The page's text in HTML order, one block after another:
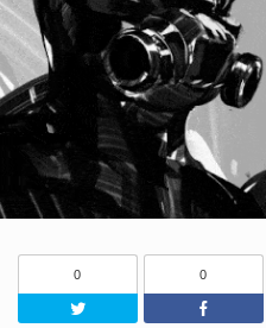
0
Twitter
0